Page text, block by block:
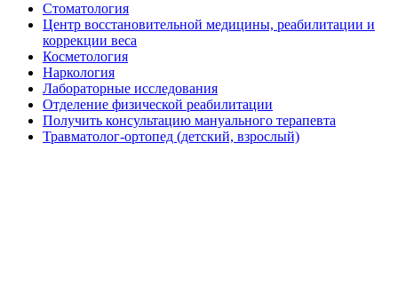
Стоматология
Центр восстановительной медицины, реабилитации и
коррекции веса
Косметология
Наркология
Лабораторные исследования
Отделение физической реабилитации
Получить консультацию мануального терапевта
Травматолог-ортопед (детский, взрослый)